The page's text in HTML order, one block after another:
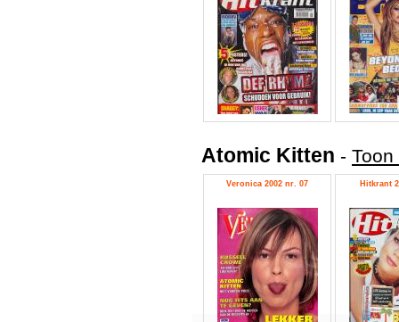
Atomic Kitten -
Veronica 2002 nr. 07 Hitkrant